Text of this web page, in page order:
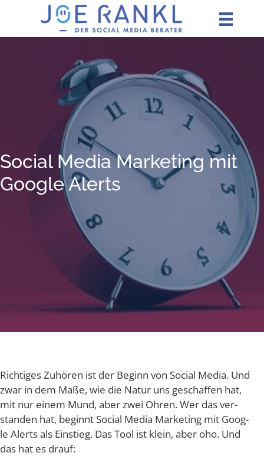
springen
Social Media Mar­ke­ting mit
Goog­le Alerts
Rich­ti­ges Zuhö­ren ist der Beginn von Social Media. Und
zwar in dem Maße, wie die Natur uns geschaf­fen hat,
mit nur einem Mund, aber zwei Ohren. Wer das ver­
stan­den hat, beginnt Social Media Mar­ke­ting mit Goog­
le Alerts als Ein­stieg. Das Tool ist klein, aber oho. Und
das hat es drauf: